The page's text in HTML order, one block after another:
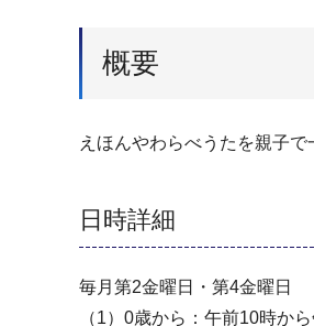
概要
えほんやわらべうたを親子
日時詳細
毎月第2金曜日・第4金曜日
（1）0歳から：午前10時か